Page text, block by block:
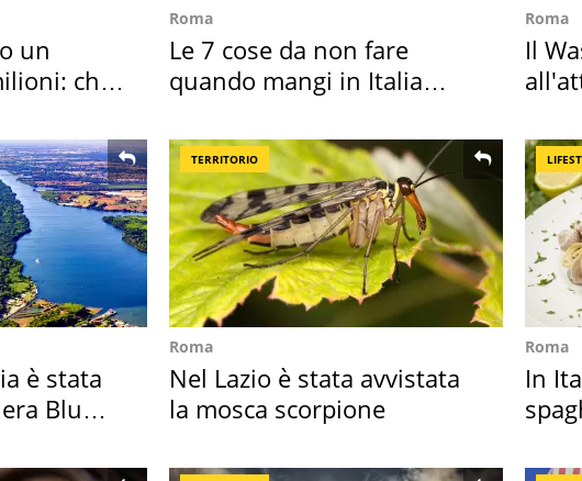
un
chi
Roma
Le 7 cose da non fare
quando mangi in Italia
Roma
Il
è stata
Blu
TERRITORIO
Roma
Nel Lazio è stata avvistata
la mosca scorpione
Roma
In